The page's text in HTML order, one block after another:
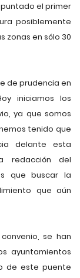
el primer
posiblemente
zonas en sólo 30
de prudencia en
iniciamos los
ya que somos
tenido que
delante esta
redacción del
que buscar la
que aún
se han
ayuntamientos
de este puente